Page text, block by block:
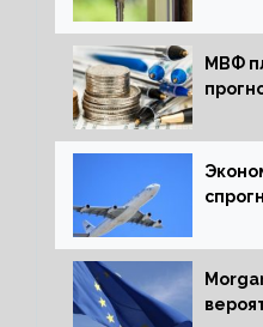
МВФ